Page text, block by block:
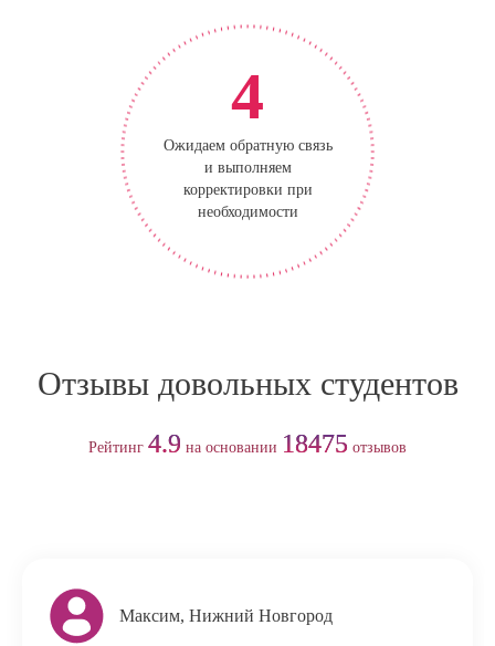
4
Ожидаем обратную связь
и выполняем
корректировки при
необходимости
Отзывы довольных студентов
Рейтинг 4.9 на основании 18475 отзывов
Максим, Нижний Новгород